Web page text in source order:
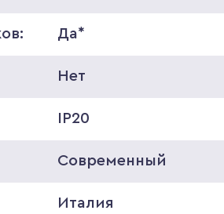
Да*
Нет
IP20
Современный
Италия